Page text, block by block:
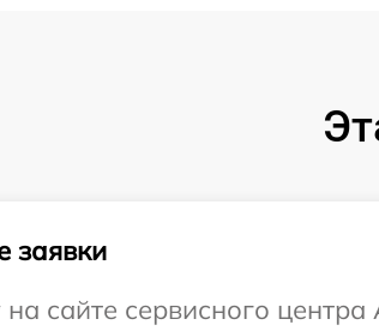
заявки
на сайте сервисного